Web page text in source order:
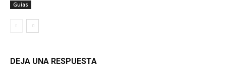
Guías
DEJA UNA RESPUESTA